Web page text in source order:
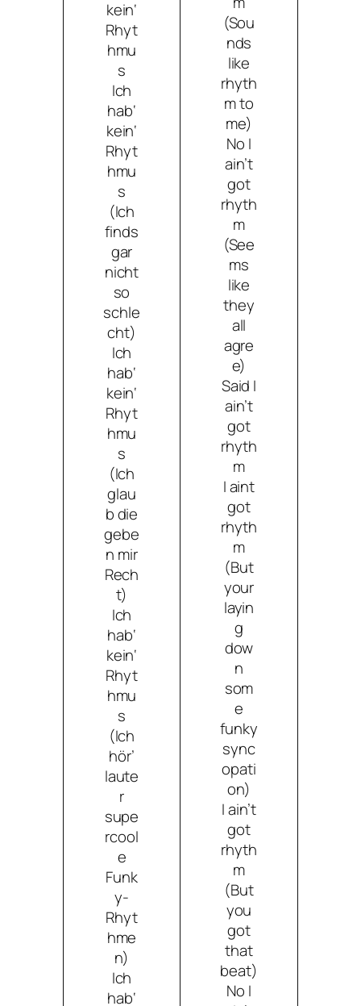
kein‘
Rhyt
hmu
s
Ich
hab‘
kein‘
Rhyt
hmu
s
(Ich
finds
gar
nicht
so
schle
cht)
Ich
hab‘
kein‘
Rhyt
hmu
s
(Ich
glau
b die
gebe
n mir
Rech
t)
Ich
hab‘
kein‘
Rhyt
hmu
s
(Ich
hör’
laute
r
supe
rcool
e
Funk
y-
Rhyt
hme
n)
Ich
hab‘
(Sou
nds
like
rhyth
m to
me)
No I
ain’t
got
rhyth
m
(See
ms
like
they
all
agre
e)
Said I
ain’t
got
rhyth
m
I aint
got
rhyth
m
(But
your
layin
g
dow
n
som
e
funky
sync
opati
on)
I ain’t
got
rhyth
m
(But
you
got
that
beat)
No I